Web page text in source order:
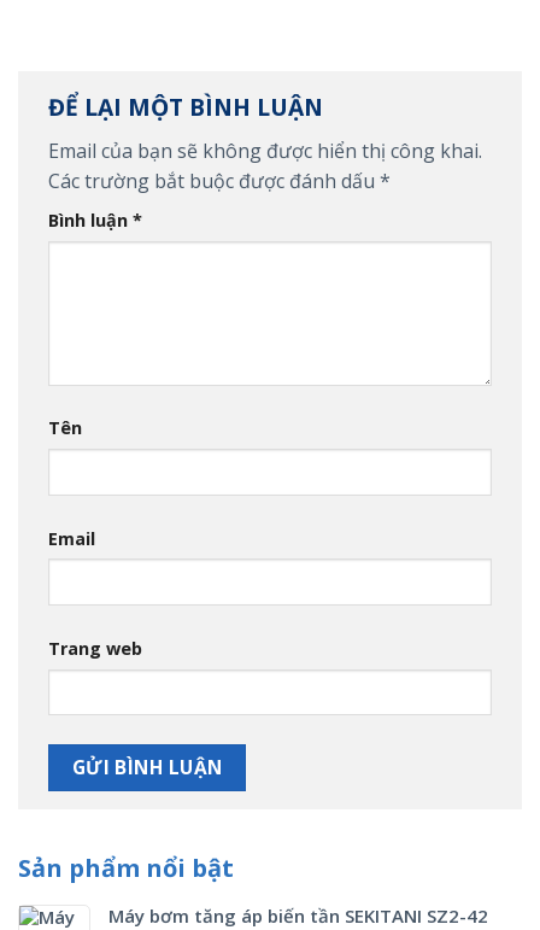
ĐỂ LẠI MỘT BÌNH LUẬN
Email của bạn sẽ không được hiển thị công khai.
Các trường bắt buộc được đánh dấu *
Bình luận *
Tên
Email
Trang web
Sản phẩm nổi bật
Máy bơm tăng áp biến tần SEKITANI SZ2-42